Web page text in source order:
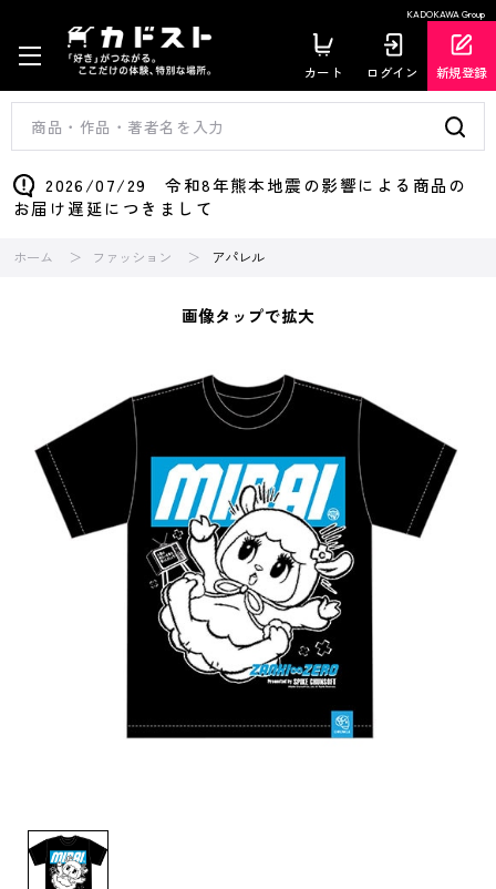
KADOKAWA Group
カート ログイン 新規登録
2026/07/29 令和8年熊本地震の影響による商品の
お届け遅延につきまして
ホーム ファッション アパレル
画像タップで拡大